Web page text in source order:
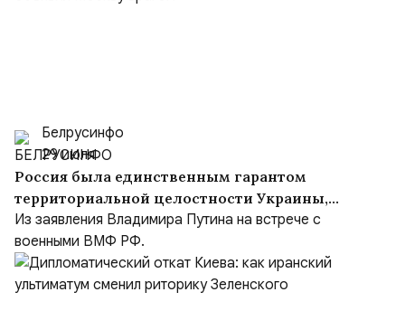
Белрусинфо
29 июля
Россия была единственным гарантом
территориальной целостности Украины,
но Киев объявил Москву врагом
Из заявления Владимира Путина на встрече с
военными ВМФ РФ.